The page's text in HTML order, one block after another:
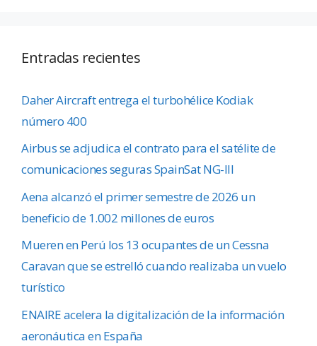
Entradas recientes
Daher Aircraft entrega el turbohélice Kodiak
número 400
Airbus se adjudica el contrato para el satélite de
comunicaciones seguras SpainSat NG-III
Aena alcanzó el primer semestre de 2026 un
beneficio de 1.002 millones de euros
Mueren en Perú los 13 ocupantes de un Cessna
Caravan que se estrelló cuando realizaba un vuelo
turístico
ENAIRE acelera la digitalización de la información
aeronáutica en España